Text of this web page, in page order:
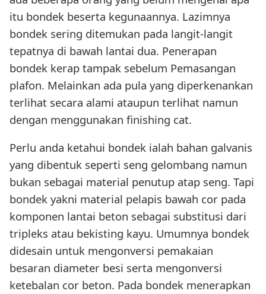
itu bondek beserta kegunaannya. Lazimnya
bondek sering ditemukan pada langit-langit
tepatnya di bawah lantai dua. Penerapan
bondek kerap tampak sebelum Pemasangan
plafon. Melainkan ada pula yang diperkenankan
terlihat secara alami ataupun terlihat namun
dengan menggunakan finishing cat.
Perlu anda ketahui bondek ialah bahan galvanis
yang dibentuk seperti seng gelombang namun
bukan sebagai material penutup atap seng. Tapi
bondek yakni material pelapis bawah cor pada
komponen lantai beton sebagai substitusi dari
tripleks atau bekisting kayu. Umumnya bondek
didesain untuk mengonversi pemakaian
besaran diameter besi serta mengonversi
ketebalan cor beton. Pada bondek menerapkan